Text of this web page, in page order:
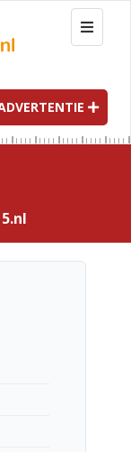
T
o
g
l
e
n
a
t